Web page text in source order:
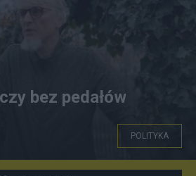
bez pedałów
POLITYKA